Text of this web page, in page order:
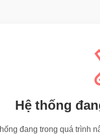
Hệ thống
đang trong quá trình